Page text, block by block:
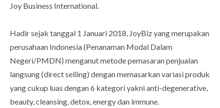
Joy Business International.
Hadir sejak tanggal 1 Januari 2018, JoyBiz yang merupakan
perusahaan Indonesia (Penanaman Modal Dalam
Negeri/PMDN) menganut metode pemasaran penjualan
langsung (direct selling) dengan memasarkan variasi produk
yang cukup luas dengan 6 kategori yakni anti-degenerative,
beauty, cleansing, detox, energy dan immune.